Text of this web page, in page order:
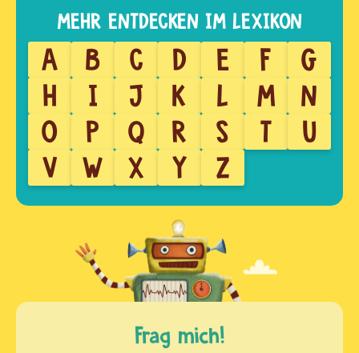
A B C D E F
G
H
I J K L M
N
O
P Q R S T
U
V
W X Y Z
Frag mich!